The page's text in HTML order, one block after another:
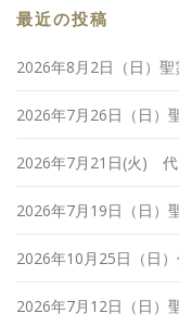
最近の投稿
2026年8月2日（日）
2026年7月26日（日）
2026年7月21日(火)
2026年7月19日（日）
2026年10月25日（日
2026年7月12日（日）